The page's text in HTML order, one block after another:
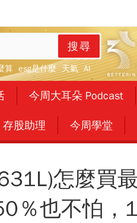
搜尋
算 esg是什麼 天氣 AI
今周大耳朵 Podcast
存股助理 今周學堂
怎麼買
％也不怕，